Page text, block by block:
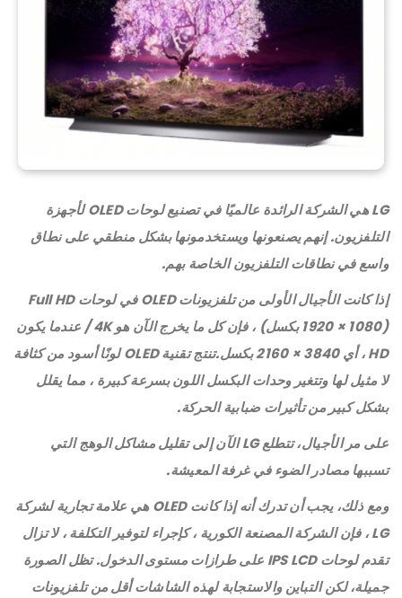
LG هي الشركة الرائدة عالميًا في تصنيع لوحات OLED لأجهزة
التلفزيون. إنهم يصنعونها ويستخدمونها بشكل منطقي على نطاق
واسع في نطاقات التلفزيون الخاصة بهم.
إذا كانت الأجيال الأولى من تلفزيونات OLED في لوحات Full HD
(1920 × 1080 بكسل) ، فإن كل ما يخرج الآن هو 4K / عندما يكون
HD ، أي 3840 × 2160 بكسل.تنتج تقنية OLED لونًا أسود من كثافة
لا مثيل لها وتتغير وحدات البكسل اللون بسرعة كبيرة ، مما يقلل
بشكل كبير من تأثيرات ضبابية الحركة.
على مر الأجيال، تتطلع LG الآن إلى تقليل مشاكل الوهج التي
تسببها مصادر الضوء في غرفة المعيشة.
ومع ذلك، يجب أن تدرك أنه إذا كانت OLED هي علامة تجارية لشركة
LG ، فإن الشركة المصنعة الكورية ، كإجراء لتوفير التكلفة ، لا تزال
تقدم لوحات IPS LCD على طرازات مستوى الدخول. تظل الصورة
جميلة، لكن التباين والاستجابة لهذه الشاشات أقل من تلفزيونات